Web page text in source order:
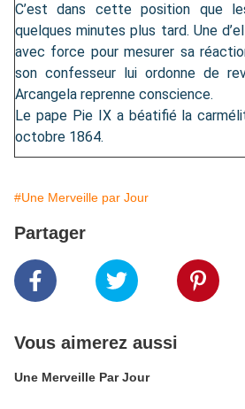
C’est dans cette position que
quelques minutes plus tard. Une
avec force pour mesurer sa
son confesseur lui ordonne de
Arcangela reprenne conscience.
Le pape Pie IX a béatifié la
octobre 1864.
#Une Merveille par Jour
Partager
Vous aimerez aussi
Une Merveille Par Jour